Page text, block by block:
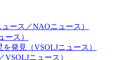
ース／NAOニュース）
ス）
発見（VSOLJニュース）
ニュース）